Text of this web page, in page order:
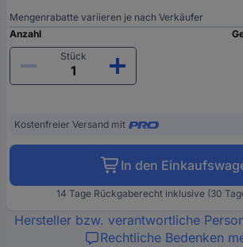
Mengenrabatte variieren je nach Verkäufer
Anzahl
Stück
Kostenfreier Versand mit
In den
14 Tage Rückgaberecht inklusive (30
Hersteller bzw. verantwortliche
Rechtliche Bedenken